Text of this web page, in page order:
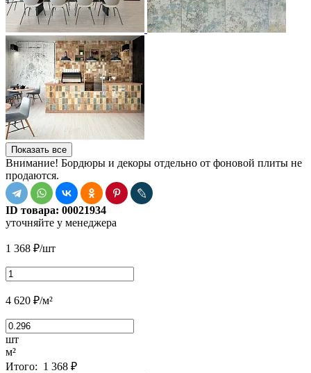
Показать все
Внимание! Бордюры и декоры отдельно от фоновой плиты не
продаются.
ID товара: 00021934
уточняйте у менеджера
1 368 ₽/шт
4 620 ₽/м²
шт
м²
Итого: 1 368 ₽